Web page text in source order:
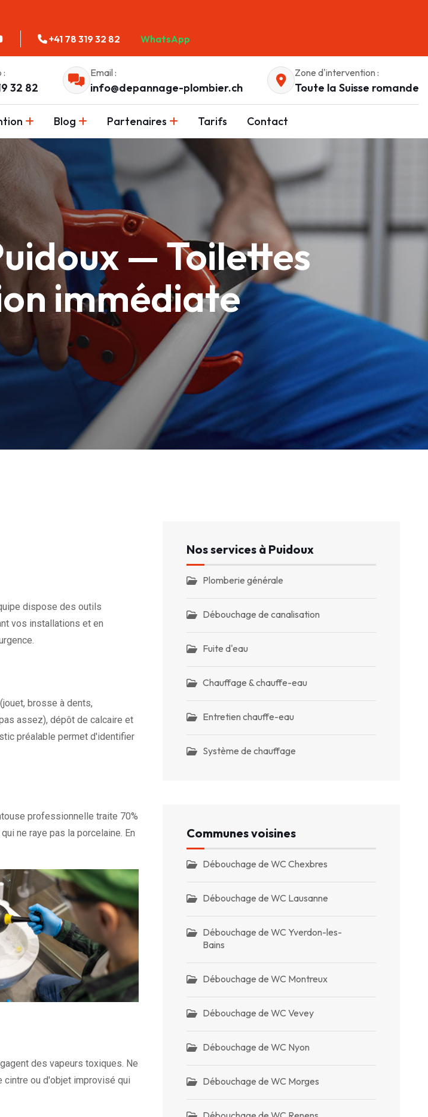
+41 78 319 32 82 WhatsApp
:
32 82
Email :
info@depannage-plombier.ch
Zone d'intervention :
Toute la Suisse romande
Blog Partenaires Tarifs Contact
— Toilettes
immédiate
dispose des outils
vos installations et en
brosse à dents,
assez), dépôt de calcaire et
préalable permet d'identifier
professionnelle traite 70%
ne raye pas la porcelaine. En
des vapeurs toxiques. Ne
ou d'objet improvisé qui
Nos services à Puidoux
Plomberie générale
Débouchage de canalisation
Fuite d'eau
Chauffage & chauffe-eau
Entretien chauffe-eau
Système de chauffage
Communes voisines
Débouchage de WC Chexbres
Débouchage de WC Lausanne
Débouchage de WC Yverdon-les-
Bains
Débouchage de WC Montreux
Débouchage de WC Vevey
Débouchage de WC Nyon
Débouchage de WC Morges